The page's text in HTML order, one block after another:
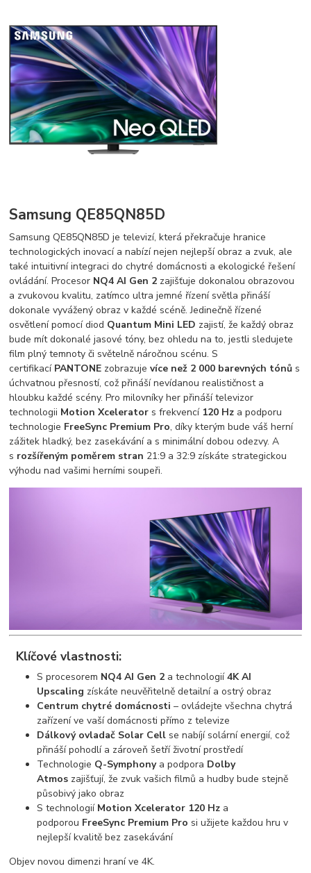
Samsung QE85QN85D
Samsung QE85QN85D je televizí, která překračuje hranice
technologických inovací a nabízí nejen nejlepší obraz a zvuk, ale
také intuitivní integraci do chytré domácnosti a ekologické řešení
ovládání. Procesor NQ4 AI Gen 2 zajišťuje dokonalou obrazovou
a zvukovou kvalitu, zatímco ultra jemné řízení světla přináší
dokonale vyvážený obraz v každé scéně. Jedinečně řízené
osvětlení pomocí diod Quantum Mini LED zajistí, že každý obraz
bude mít dokonalé jasové tóny, bez ohledu na to, jestli sledujete
film plný temnoty či světelně náročnou scénu. S
certifikací PANTONE zobrazuje více než 2 000 barevných tónů s
úchvatnou přesností, což přináší nevídanou realističnost a
hloubku každé scény. Pro milovníky her přináší televizor
technologii Motion Xcelerator s frekvencí 120 Hz a podporu
technologie FreeSync Premium Pro, díky kterým bude váš herní
zážitek hladký, bez zasekávání a s minimální dobou odezvy. A
s rozšířeným poměrem stran 21:9 a 32:9 získáte strategickou
výhodu nad vašimi herními soupeři.
Klíčové vlastnosti:
S procesorem NQ4 AI Gen 2 a technologií4K AI
Upscaling získáte neuvěřitelně detailní a ostrý obraz
Centrum chytré domácnosti – ovládejte všechna chytrá
zařízení ve vaší domácnosti přímo z televize
Dálkový ovladač Solar Cell se nabíjí solární energií, což
přináší pohodlí a zároveň šetří životní prostředí
Technologie Q-Symphonya podpora Dolby
Atmos zajišťují, že zvuk vašich filmů a hudby bude stejně
působivý jako obraz
S technologiíMotion Xcelerator 120 Hz a
podporou FreeSync Premium Pro si užijete každou hru v
nejlepší kvalitě bez zasekávání
Objev novou dimenzi hraní ve 4K.